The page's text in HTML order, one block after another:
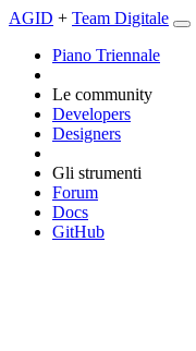
AGID + Team Digitale
Piano Triennale
Le community
Developers
Designers
Gli strumenti
Forum
Docs
GitHub